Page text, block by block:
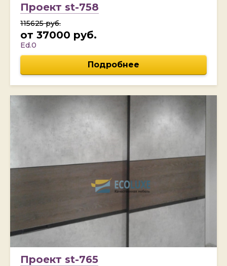
Проект st-758
115625 руб.
от 37000 руб.
Ed.0
Подробнее
Проект st-765